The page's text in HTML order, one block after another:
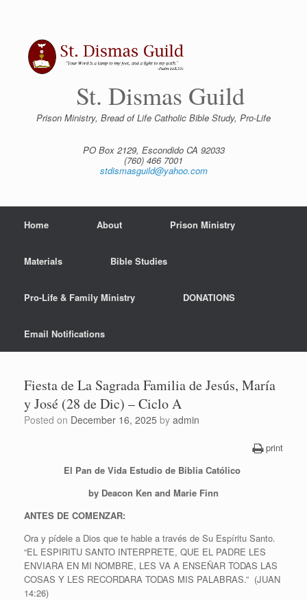
St. Dismas Guild
Prison Ministry, Bread of Life Catholic Bible Study, Pro-Life
PO Box 2129, Escondido CA 92033
(760) 466 7001
stdismasguild@yahoo.com
Home About Prison Ministry
Materials Bible Studies
Pro-Life & Family Ministry DONATIONS
Email Notifications
Fiesta de La Sagrada Familia de Jesús, María
y José (28 de Dic) – Ciclo A
Posted on December 16, 2025 by admin
print
El Pan de Vida Estudio de Biblia Católico
by Deacon Ken and Marie Finn
ANTES DE COMENZAR:
Ora y pídele a Dios que te hable a través de Su Espíritu Santo.
“EL ESPIRITU SANTO INTERPRETE, QUE EL PADRE LES
ENVIARA EN MI NOMBRE, LES VA A ENSEÑAR TODAS LAS
COSAS Y LES RECORDARA TODAS MIS PALABRAS.” (JUAN
14:26)